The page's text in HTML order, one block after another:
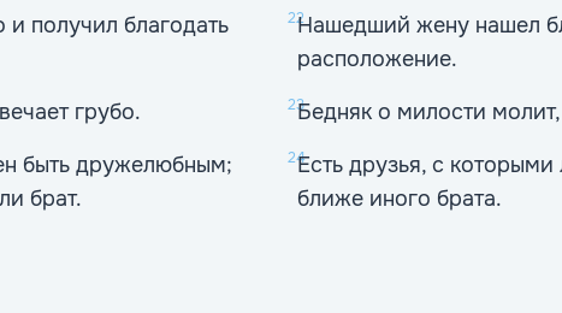
получил благодать
22Нашедший жену нашел
расположение.
грубо. 23Бедняк о милости
быть дружелюбным;
брат.
24Есть друзья, с
ближе иного брата.